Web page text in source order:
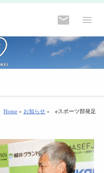
Home » お知らせ » eスポーツ部発足